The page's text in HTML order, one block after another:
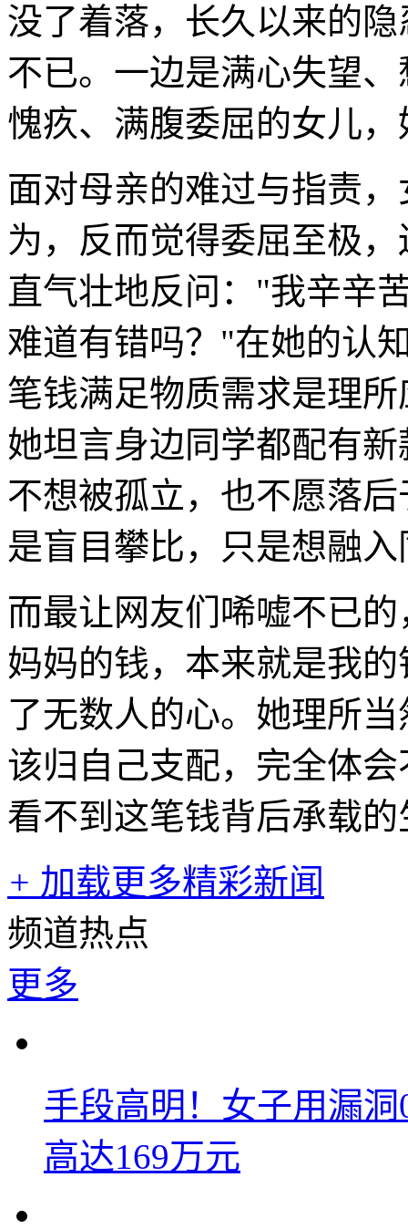
没了着落，长久以来的
不已。一边是满心失望
愧疚、满腹委屈的女儿
面对母亲的难过与指责
为，反而觉得委屈至极
直气壮地反问："我辛辛
难道有错吗？"在她的认
笔钱满足物质需求是理
她坦言身边同学都配有
不想被孤立，也不愿落
是盲目攀比，只是想融
而最让网友们唏嘘不已
妈妈的钱，本来就是我
了无数人的心。她理所
该归自己支配，完全体
看不到这笔钱背后承载
+ 加载更多精彩新闻
频道热点
更多
手段高明！女子用漏
高达169万元